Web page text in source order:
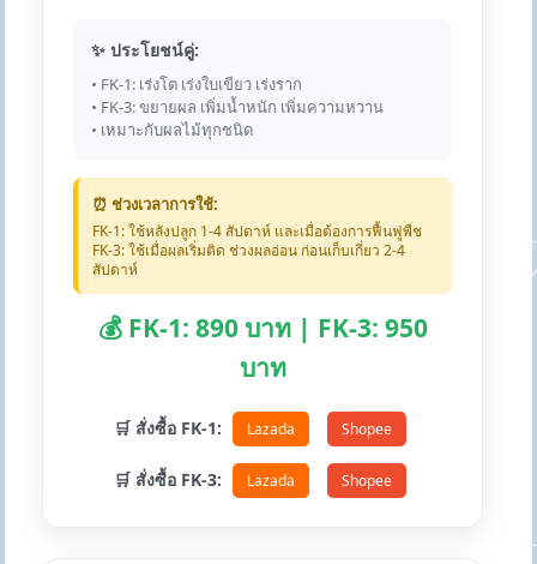
✨ ประโยชน์คู่:
• FK-1: เร่งโต เร่งใบเขียว เร่งราก
• FK-3: ขยายผล เพิ่มน้ำหนัก เพิ่มความหวาน
• เหมาะกับผลไม้ทุกชนิด
⏰ ช่วงเวลาการใช้:
FK-1: ใช้หลังปลูก 1-4 สัปดาห์ และเมื่อต้องการฟื้นฟูพืช
FK-3: ใช้เมื่อผลเริ่มติด ช่วงผลอ่อน ก่อนเก็บเกี่ยว 2-4
สัปดาห์
💰 FK-1: 890 บาท | FK-3: 950
บาท
🛒 สั่งซื้อ FK-1: Lazada Shopee
🛒 สั่งซื้อ FK-3: Lazada Shopee